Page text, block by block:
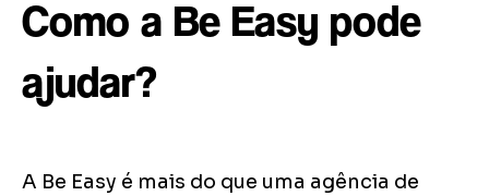
Como a Be Easy pode
ajudar?
A Be Easy é mais do que uma agência de